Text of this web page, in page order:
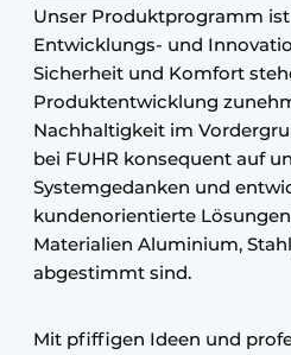
Unser Produktprogramm
Entwicklungs- und
Sicherheit und Komfort
Produktentwicklung
Nachhaltigkeit im
bei FUHR konsequent auf
Systemgedanken und
kundenorientierte
Materialien Aluminium,
abgestimmt sind.
Mit pfiffigen Ideen und